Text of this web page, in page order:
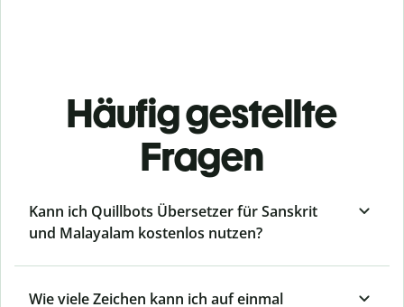
Häufig gestellte
Fragen
Kann ich Quillbots Übersetzer für Sanskrit
und Malayalam kostenlos nutzen?
Wie viele Zeichen kann ich auf einmal